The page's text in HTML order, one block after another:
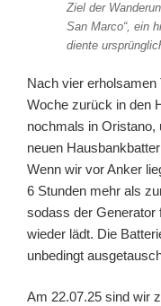
Ziel der
San Marco“, ein
diente
Nach vier erholsamen
Woche zurück in den
nochmals in Oristano,
neuen
Wenn wir vor Anker
6 Stunden mehr als
sodass der Generator
wieder lädt. Die
unbedingt
Am 22.07.25 sind wir